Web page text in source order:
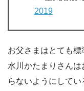
2019
お父さまはとても標
水川かたまりさん
らないようにしてい